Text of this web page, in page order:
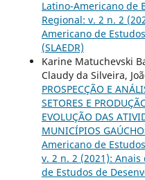
Latino-Americano de
Regional: v. 2 n. 2
Americano de
(SLAEDR)
Karine Matuchevski
Claudy da Silveira,
PROSPECÇÃO E
SETORES E
EVOLUÇÃO DAS
MUNICÍPIOS
Americano de
v. 2 n. 2 (2021):
de Estudos de